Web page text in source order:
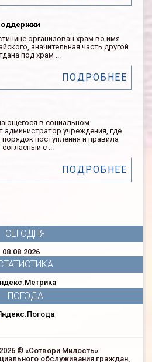
организован храм во имя
значительная часть другой
под храм ...
ПОДРОБНЕЕ
в социальном
администратор учреждения, где
поступления и правила
с ...
ПОДРОБНЕЕ
СЕГОДНЯ
08.08.2026
ПОГОДА
© «Сотвори Милость»
обслуживания граждан,